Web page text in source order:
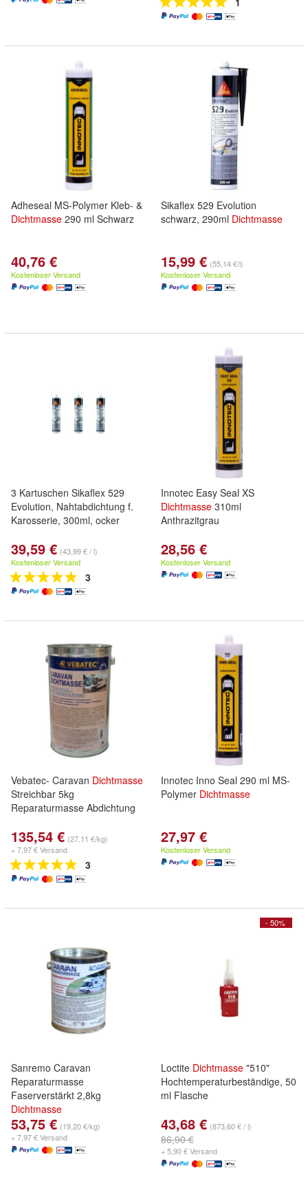
Adheseal MS-Polymer Kleb- &
Dichtmasse 290 ml Schwarz
40,76 €
Kostenloser Versand
Sikaflex 529 Evolution
schwarz, 290ml Dichtmasse
15,99 € (55,14 €/l)
Kostenloser Versand
3 Kartuschen Sikaflex 529
Evolution, Nahtabdichtung f.
Karosserie, 300ml, ocker
39,59 € (43,99 € / l)
Kostenloser Versand
3
Innotec Easy Seal XS
Dichtmasse 310ml
Anthrazitgrau
28,56 €
Kostenloser Versand
Vebatec- Caravan Dichtmasse
Streichbar 5kg
Reparaturmasse Abdichtung
135,54 € (27,11 €/kg)
+ 7,97 € Versand
3
Innotec Inno Seal 290 ml MS-
Polymer Dichtmasse
27,97 €
Kostenloser Versand
Sanremo Caravan
Reparaturmasse
Faserverstärkt 2,8kg
Dichtmasse
53,75 € (19,20 €/kg)
+ 7,97 € Versand
- 50%
Loctite Dichtmasse "510"
Hochtemperaturbeständige, 50
ml Flasche
43,68 € (873,60 € / l)
86,90 €
+ 5,90 € Versand